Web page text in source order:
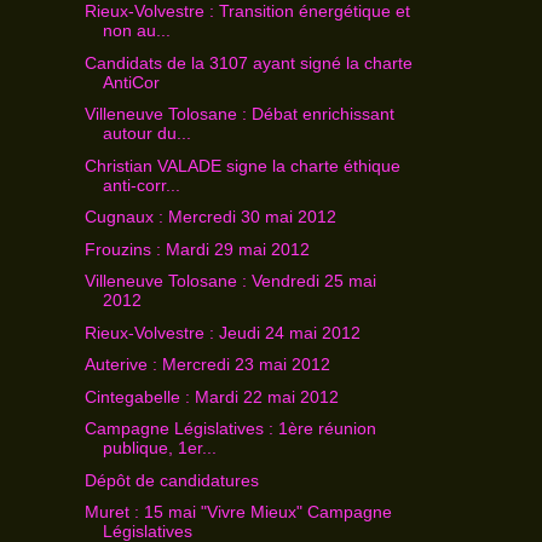
Rieux-Volvestre : Transition énergétique et
non au...
Candidats de la 3107 ayant signé la charte
AntiCor
Villeneuve Tolosane : Débat enrichissant
autour du...
Christian VALADE signe la charte éthique
anti-corr...
Cugnaux : Mercredi 30 mai 2012
Frouzins : Mardi 29 mai 2012
Villeneuve Tolosane : Vendredi 25 mai
2012
Rieux-Volvestre : Jeudi 24 mai 2012
Auterive : Mercredi 23 mai 2012
Cintegabelle : Mardi 22 mai 2012
Campagne Législatives : 1ère réunion
publique, 1er...
Dépôt de candidatures
Muret : 15 mai "Vivre Mieux" Campagne
Législatives